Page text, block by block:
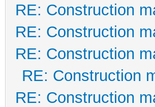
RE: Construction
RE: Construction
RE: Construction
RE: Construction
RE: Construction